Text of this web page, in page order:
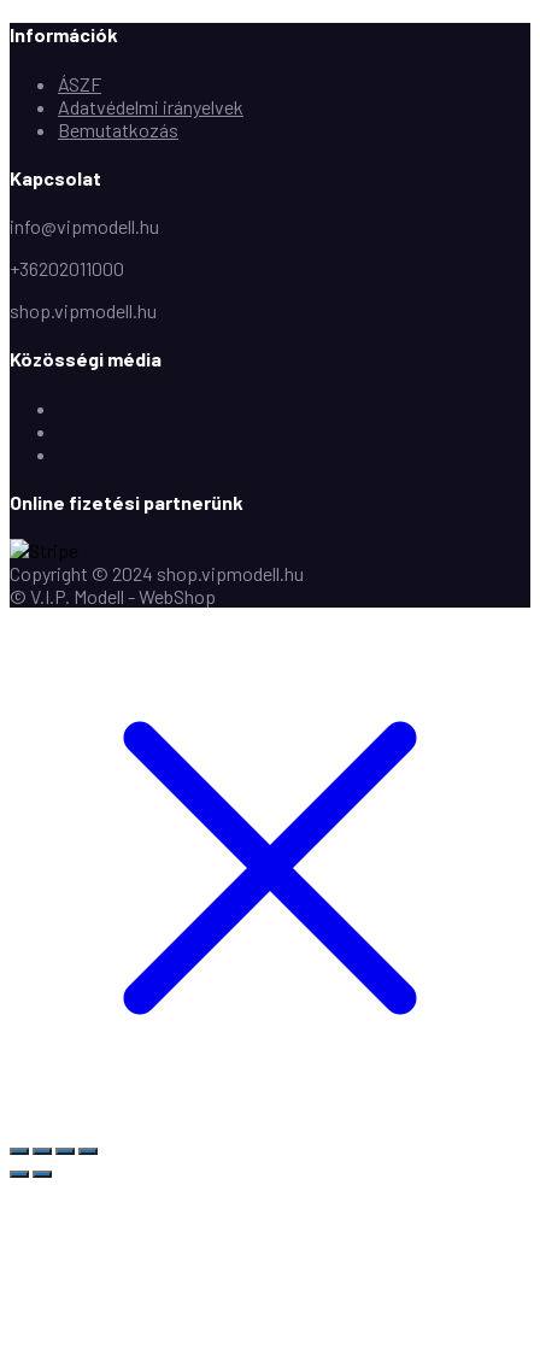
Információk
ÁSZF
Adatvédelmi irányelvek
Bemutatkozás
Kapcsolat
info@vipmodell.hu
+36202011000
shop.vipmodell.hu
Közösségi média
Online fizetési partnerünk
Copyright © 2024 shop.vipmodell.hu
© V.I.P. Modell - WebShop